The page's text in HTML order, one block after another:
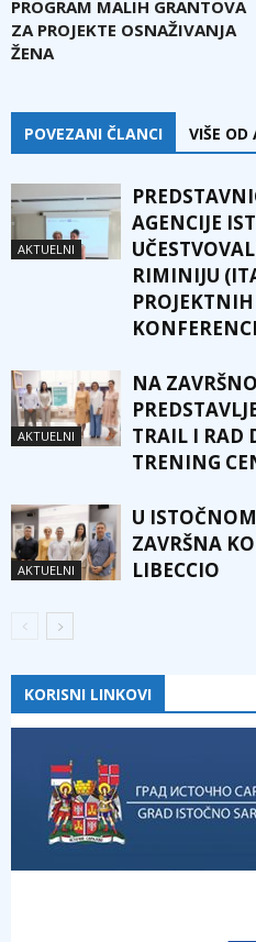
PROGRAM MALIH GRANTOVA
ZA PROJEKTE OSNAŽIVANJA
ŽENA
POVEZANI ČLANCI VIŠE OD
AKTUELNI
AGENCIJE
RIMINIJU
AKTUELNI
NA
TRAIL I RAD
TRENING
AKTUELNI
U
ZAVRŠNA
LIBECCIO
KORISNI LINKOVI